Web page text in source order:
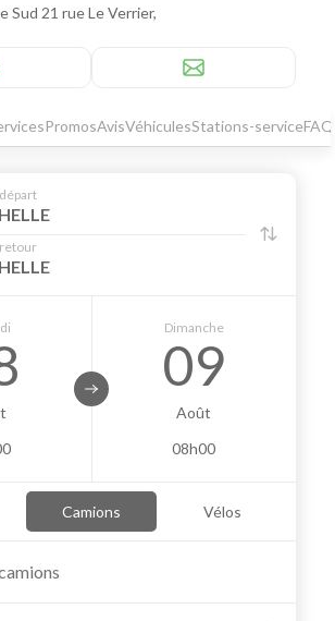
Sud 21 rue Le Verrier,
PromosAvisVéhiculesStations-serviceFAQ
Dimanche
09
Août
08h00
Camions Vélos